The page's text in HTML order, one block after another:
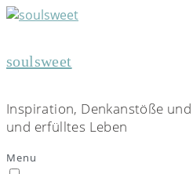
soulsweet
Inspiration, Denkanstöße
und erfülltes Leben
Menu